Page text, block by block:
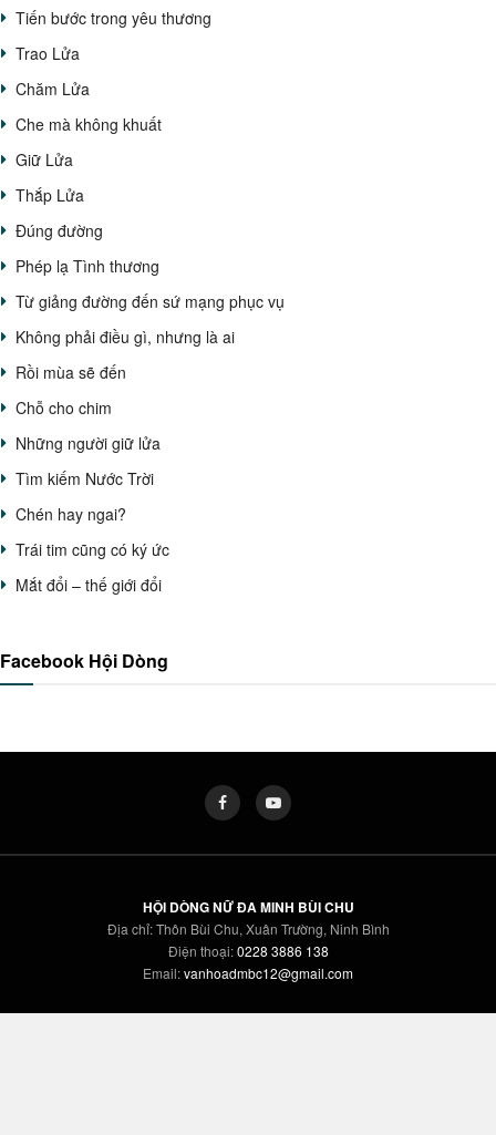
Tiến bước trong yêu thương
Trao Lửa
Chăm Lửa
Che mà không khuất
Giữ Lửa
Thắp Lửa
Đúng đường
Phép lạ Tình thương
Từ giảng đường đến sứ mạng phục vụ
Không phải điều gì, nhưng là ai
Rồi mùa sẽ đến
Chỗ cho chim
Những người giữ lửa
Tìm kiếm Nước Trời
Chén hay ngai?
Trái tim cũng có ký ức
Mắt đổi – thế giới đổi
Facebook Hội Dòng
HỘI DÒNG NỮ ĐA MINH BÙI CHU
Địa chỉ: Thôn Bùi Chu, Xuân Trường, Ninh Bình
Điện thoại:0228 3886 138
Email:vanhoadmbc12@gmail.com